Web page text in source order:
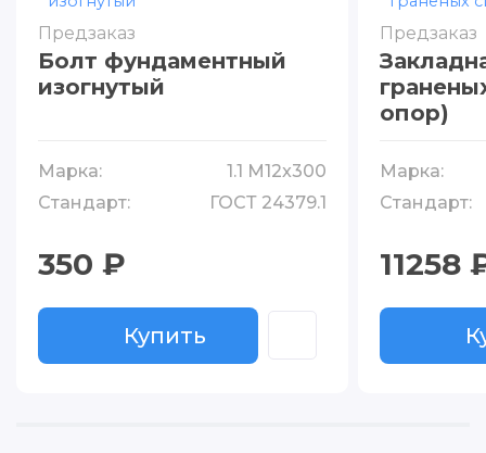
Предзаказ
Болт фундаментный
изогнутый
Марка:
1.1 М12x300
Стандарт:
ГОСТ 24379.1
350 ₽
Купить
Предзаказ
опор)
Марка:
Стандарт:
11258
Купить